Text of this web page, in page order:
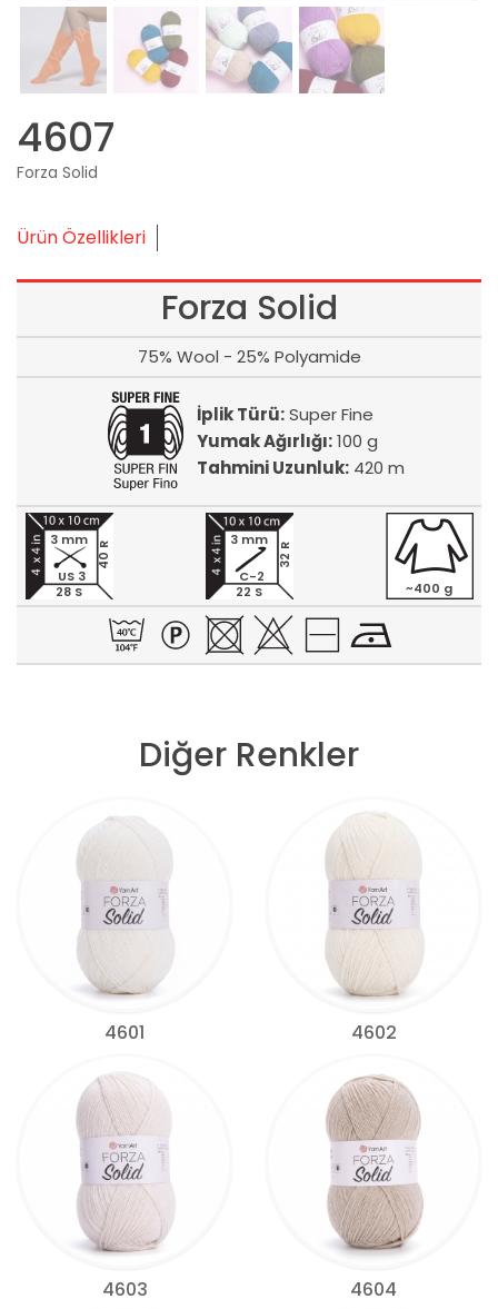
4607
Forza Solid
Ürün Özellikleri
Forza Solid
75% Wool - 25% Polyamide
İplik Türü:Super Fine
Yumak Ağırlığı:100 g
Tahmini Uzunluk:420 m
28 S
40 R
3 mm
US 3
22 S
32 R
3 mm
C-2
~400 g
Diğer Renkler
4601 4602
4603 4604